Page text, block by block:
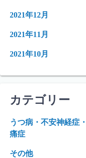
2021年12月
2021年11月
2021年10月
カテゴリー
うつ病・不安神経症
痛症
その他